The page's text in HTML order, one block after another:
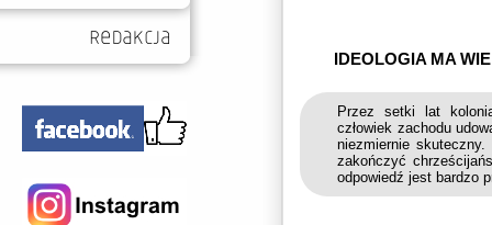
IDEOLOGIA MA
Przez setki lat
człowiek zachodu
niezmiernie
zakończyć
odpowiedź jest bardzo